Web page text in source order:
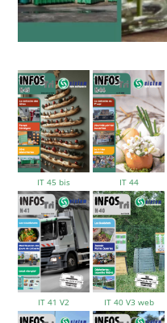
IT 45 bis IT 44
IT 41 V2 IT 40 V3 web